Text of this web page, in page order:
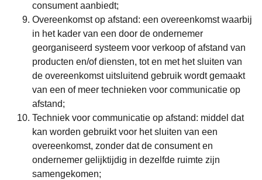
consument aanbiedt;
Overeenkomst op afstand: een overeenkomst waarbij
in het kader van een door de ondernemer
georganiseerd systeem voor verkoop of afstand van
producten en/of diensten, tot en met het sluiten van
de overeenkomst uitsluitend gebruik wordt gemaakt
van een of meer technieken voor communicatie op
afstand;
Techniek voor communicatie op afstand: middel dat
kan worden gebruikt voor het sluiten van een
overeenkomst, zonder dat de consument en
ondernemer gelijktijdig in dezelfde ruimte zijn
samengekomen;